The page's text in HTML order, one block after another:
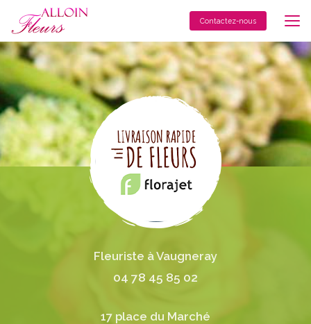
contenu
principal
Contactez-nous
Fleuriste à Vaugneray
04 78 45 85 02
17 place du Marché